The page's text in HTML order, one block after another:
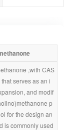
,with CAS
serves as an i
and modif
p
for the design an
is commonly used